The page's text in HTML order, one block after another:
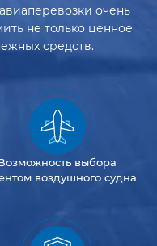
очень
не только ценное
средств.
выбора
воздушного судна